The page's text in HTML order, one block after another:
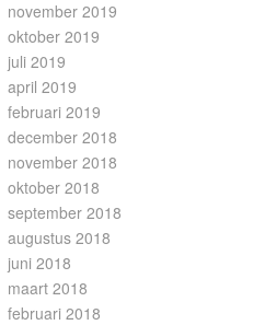
november 2019
oktober 2019
juli 2019
april 2019
februari 2019
december 2018
november 2018
oktober 2018
september 2018
augustus 2018
juni 2018
maart 2018
februari 2018